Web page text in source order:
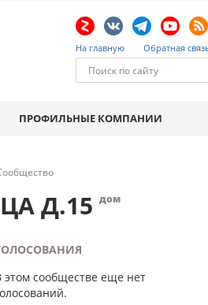
На главную Обратная
ПРОФИЛЬНЫЕ КОМПАНИИ
Д.15 дом
этом сообществе еще нет